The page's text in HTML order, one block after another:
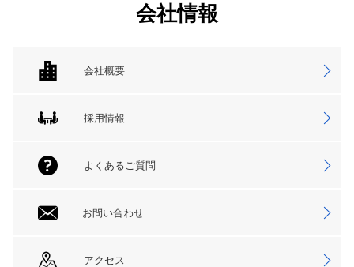
会社情報
会社概要
採用情報
よくあるご質問
お問い合わせ
アクセス